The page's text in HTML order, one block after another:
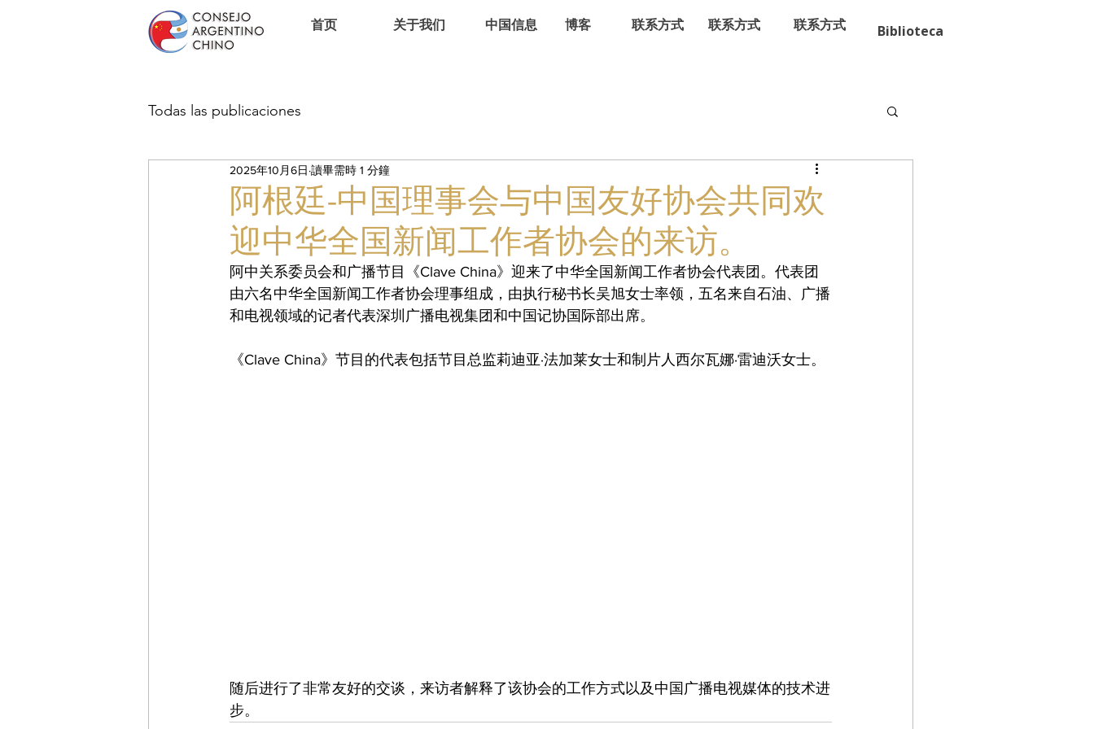
首页 关于我们 中国信息 博客 联系方式 联系方式 联系方式 Biblioteca
Todas las publicaciones
阿根廷-中国理事会与中国友好协会共同欢
迎中华全国新闻工作者协会的来访。
2025年10月6日 讀畢需時 1 分鐘
阿中关系委员会和广播节目《Clave China》迎来了中华全国新闻工作者协会代表团。代表团
由六名中华全国新闻工作者协会理事组成，由执行秘书长吴旭女士率领，五名来自石油、广播
和电视领域的记者代表深圳广播电视集团和中国记协国际部出席。
《Clave China》节目的代表包括节目总监莉迪亚·法加莱女士和制片人西尔瓦娜·雷迪沃女士。
随后进行了非常友好的交谈，来访者解释了该协会的工作方式以及中国广播电视媒体的技术进
步。